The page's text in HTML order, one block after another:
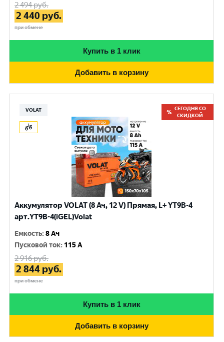
2 494руб.
2 440 руб.
при обмене
Купить в 1 клик
Добавить в корзину
VOLAT
СЕГОДНЯ СО
СКИДКОЙ
Аккумулятор VOLAT (8 Ач, 12 V) Прямая, L+ YT9B-4
арт.YT9B-4(iGEL)Volat
Емкость:8 Ач
Пусковой ток: 115 A
2 916руб.
2 844 руб.
при обмене
Купить в 1 клик
Добавить в корзину